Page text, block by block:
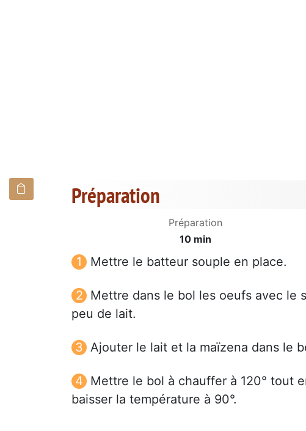
Préparation
Préparation
10 min
Mettre le batteur souple en place.
Mettre dans le bol les oeufs avec le
peu de lait.
Ajouter le lait et la maïzena dans le
Mettre le bol à chauffer à 120° tout
baisser la température à 90°.